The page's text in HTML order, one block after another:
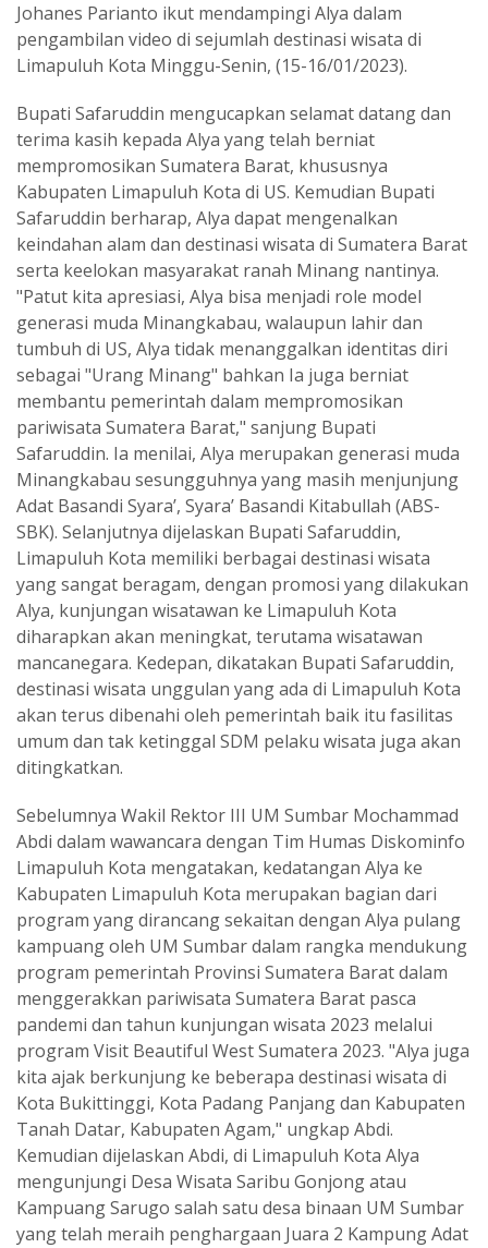
Johanes Parianto ikut mendampingi Alya dalam
pengambilan video di sejumlah destinasi wisata di
Limapuluh Kota Minggu-Senin, (15-16/01/2023).
Bupati Safaruddin mengucapkan selamat datang dan
terima kasih kepada Alya yang telah berniat
mempromosikan Sumatera Barat, khususnya
Kabupaten Limapuluh Kota di US. Kemudian Bupati
Safaruddin berharap, Alya dapat mengenalkan
keindahan alam dan destinasi wisata di Sumatera Barat
serta keelokan masyarakat ranah Minang nantinya.
"Patut kita apresiasi, Alya bisa menjadi role model
generasi muda Minangkabau, walaupun lahir dan
tumbuh di US, Alya tidak menanggalkan identitas diri
sebagai "Urang Minang" bahkan Ia juga berniat
membantu pemerintah dalam mempromosikan
pariwisata Sumatera Barat," sanjung Bupati
Safaruddin. Ia menilai, Alya merupakan generasi muda
Minangkabau sesungguhnya yang masih menjunjung
Adat Basandi Syara’, Syara’ Basandi Kitabullah (ABS-
SBK). Selanjutnya dijelaskan Bupati Safaruddin,
Limapuluh Kota memiliki berbagai destinasi wisata
yang sangat beragam, dengan promosi yang dilakukan
Alya, kunjungan wisatawan ke Limapuluh Kota
diharapkan akan meningkat, terutama wisatawan
mancanegara. Kedepan, dikatakan Bupati Safaruddin,
destinasi wisata unggulan yang ada di Limapuluh Kota
akan terus dibenahi oleh pemerintah baik itu fasilitas
umum dan tak ketinggal SDM pelaku wisata juga akan
ditingkatkan.
Sebelumnya Wakil Rektor III UM Sumbar Mochammad
Abdi dalam wawancara dengan Tim Humas Diskominfo
Limapuluh Kota mengatakan, kedatangan Alya ke
Kabupaten Limapuluh Kota merupakan bagian dari
program yang dirancang sekaitan dengan Alya pulang
kampuang oleh UM Sumbar dalam rangka mendukung
program pemerintah Provinsi Sumatera Barat dalam
menggerakkan pariwisata Sumatera Barat pasca
pandemi dan tahun kunjungan wisata 2023 melalui
program Visit Beautiful West Sumatera 2023. "Alya juga
kita ajak berkunjung ke beberapa destinasi wisata di
Kota Bukittinggi, Kota Padang Panjang dan Kabupaten
Tanah Datar, Kabupaten Agam," ungkap Abdi.
Kemudian dijelaskan Abdi, di Limapuluh Kota Alya
mengunjungi Desa Wisata Saribu Gonjong atau
Kampuang Sarugo salah satu desa binaan UM Sumbar
yang telah meraih penghargaan Juara 2 Kampung Adat